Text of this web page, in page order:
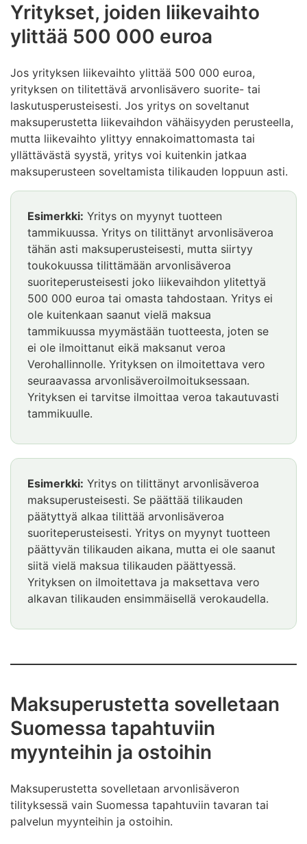
Yritykset, joiden liikevaihto
ylittää 500 000 euroa
Jos yrityksen liikevaihto ylittää 500 000 euroa,
yrityksen on tilitettävä arvonlisävero suorite- tai
laskutusperusteisesti. Jos yritys on soveltanut
maksuperustetta liikevaihdon vähäisyyden perusteella,
mutta liikevaihto ylittyy ennakoimattomasta tai
yllättävästä syystä, yritys voi kuitenkin jatkaa
maksuperusteen soveltamista tilikauden loppuun asti.
Esimerkki
alkaa
Esimerkki: Yritys on myynyt tuotteen
tammikuussa. Yritys on tilittänyt arvonlisäveroa
tähän asti maksuperusteisesti, mutta siirtyy
toukokuussa tilittämään arvonlisäveroa
suoriteperusteisesti joko liikevaihdon ylitettyä
500 000 euroa tai omasta tahdostaan. Yritys ei
ole kuitenkaan saanut vielä maksua
tammikuussa myymästään tuotteesta, joten se
ei ole ilmoittanut eikä maksanut veroa
Verohallinnolle. Yrityksen on ilmoitettava vero
seuraavassa arvonlisäveroilmoituksessaan.
Yrityksen ei tarvitse ilmoittaa veroa takautuvasti
tammikuulle.
Esimerkki
alkaa
Esimerkki: Yritys on tilittänyt arvonlisäveroa
maksuperusteisesti. Se päättää tilikauden
päätyttyä alkaa tilittää arvonlisäveroa
suoriteperusteisesti. Yritys on myynyt tuotteen
päättyvän tilikauden aikana, mutta ei ole saanut
siitä vielä maksua tilikauden päättyessä.
Yrityksen on ilmoitettava ja maksettava vero
alkavan tilikauden ensimmäisellä verokaudella.
Maksuperustetta sovelletaan
Suomessa tapahtuviin
myynteihin ja ostoihin
Maksuperustetta sovelletaan arvonlisäveron
tilityksessä vain Suomessa tapahtuviin tavaran tai
palvelun myynteihin ja ostoihin.